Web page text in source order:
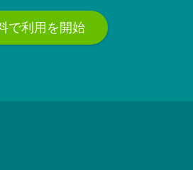
で利用を開始